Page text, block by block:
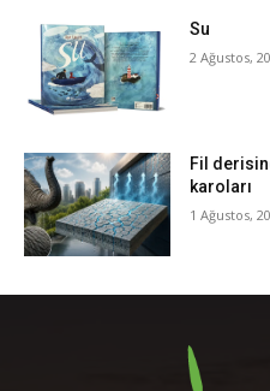
Su
2 Ağustos,
Fil
karoları
1 Ağustos,